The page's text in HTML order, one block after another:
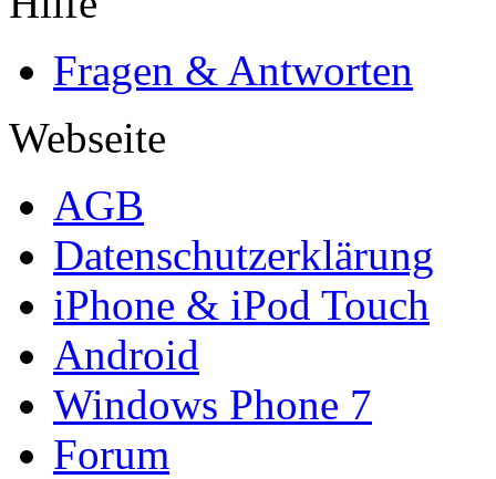
Fragen & Antworten
Webseite
AGB
Datenschutzerklärung
iPhone & iPod Touch
Android
Windows Phone 7
Forum